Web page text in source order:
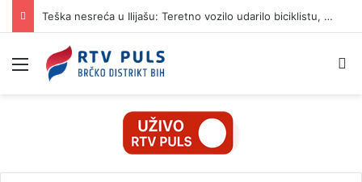
Teška nesreća u Ilijašu: Teretno vozilo udarilo biciklistu, 75-godišnjak zadržan u bolnici
Izbornik